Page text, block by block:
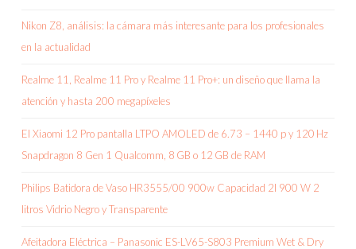
Nikon Z8, análisis: la cámara más interesante para los profesionales
en la actualidad
Realme 11, Realme 11 Pro y Realme 11 Pro+: un diseño que llama la
atención y hasta 200 megapíxeles
El Xiaomi 12 Pro pantalla LTPO AMOLED de 6.73 – 1440 p y 120 Hz
Snapdragon 8 Gen 1 Qualcomm, 8 GB o 12 GB de RAM
Philips Batidora de Vaso HR3555/00 900w Capacidad 2l 900 W 2
litros Vidrio Negro y Transparente
Afeitadora Eléctrica – Panasonic ES-LV65-S803 Premium Wet & Dry